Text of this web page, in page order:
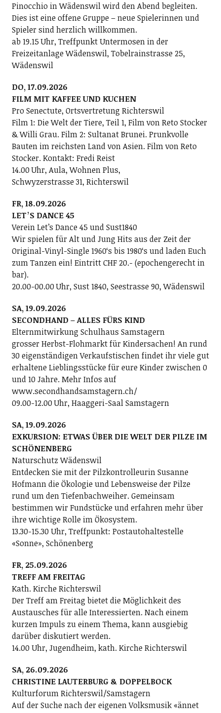
Pinocchio in Wädenswil wird den Abend begleiten.
Dies ist eine offene Gruppe – neue Spielerinnen und
Spieler sind herzlich willkommen.
ab 19.15 Uhr, Treffpunkt Untermosen in der
Freizeitanlage Wädenswil, Tobelrainstrasse 25,
Wädenswil
DO, 17.09.2026
FILM MIT KAFFEE UND KUCHEN
Pro Senectute, Ortsvertretung Richterswil
Film 1: Die Welt der Tiere, Teil 1, Film von Reto Stocker
& Willi Grau. Film 2: Sultanat Brunei. Prunkvolle
Bauten im reichsten Land von Asien. Film von Reto
Stocker. Kontakt: Fredi Reist
14.00 Uhr, Aula, Wohnen Plus,
Schwyzerstrasse 31, Richterswil
FR, 18.09.2026
LETʼS DANCE 45
Verein Letʼs Dance 45 und Sust1840
Wir spielen für Alt und Jung Hits aus der Zeit der
Original-Vinyl-Single 1960ʻs bis 1980ʻs und laden Euch
zum Tanzen ein! Eintritt CHF 20.- (epochengerecht in
bar).
20.00-00.00 Uhr, Sust 1840, Seestrasse 90, Wädenswil
SA, 19.09.2026
SECONDHAND – ALLES FÜRS KIND
Elternmitwirkung Schulhaus Samstagern
grosser Herbst-Flohmarkt für Kindersachen! An rund
30 eigenständigen Verkaufstischen findet ihr viele gut
erhaltene Lieblingsstücke für eure Kinder zwischen 0
und 10 Jahre. Mehr Infos auf
www.secondhandsamstagern.ch/
09.00-12.00 Uhr, Haaggeri-Saal Samstagern
SA, 19.09.2026
EXKURSION: ETWAS ÜBER DIE WELT DER PILZE IM
SCHÖNENBERG
Naturschutz Wädenswil
Entdecken Sie mit der Pilzkontrolleurin Susanne
Hofmann die Ökologie und Lebensweise der Pilze
rund um den Tiefenbachweiher. Gemeinsam
bestimmen wir Fundstücke und erfahren mehr über
ihre wichtige Rolle im Ökosystem.
13.30-15.30 Uhr, Treffpunkt: Postautohaltestelle
«Sonne», Schönenberg
FR, 25.09.2026
TREFF AM FREITAG
Kath. Kirche Richterswil
Der Treff am Freitag bietet die Möglichkeit des
Austausches für alle Interessierten. Nach einem
kurzen Impuls zu einem Thema, kann ausgiebig
darüber diskutiert werden.
14.00 Uhr, Jugendheim, kath. Kirche Richterswil
SA, 26.09.2026
CHRISTINE LAUTERBURG & DOPPELBOCK
Kulturforum Richterswil/Samstagern
Auf der Suche nach der eigenen Volksmusik «ännet